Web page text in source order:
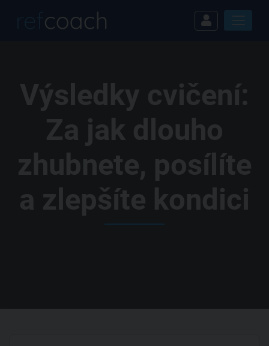
Výsledky cvičení:
Za jak dlouho
zhubnete, posílíte
a zlepšíte kondici